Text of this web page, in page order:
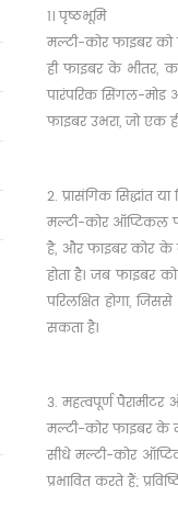
1। पृष्ठभूमि
मल्टी-कोर फाइबर
ही फाइबर के भीतर,
पारंपरिक सिंगल-
फाइबर उभरा, जो एक
2. प्रासंगिक सिद्धांत या
मल्टी-कोर ऑप्टिकल
है, और फाइबर कोर के
होता है। जब फाइबर
परिलक्षित होगा,
सकता है।
3. महत्वपूर्ण
मल्टी-कोर फाइबर के
सीधे मल्टी-कोर
प्रभावित करते हैं;